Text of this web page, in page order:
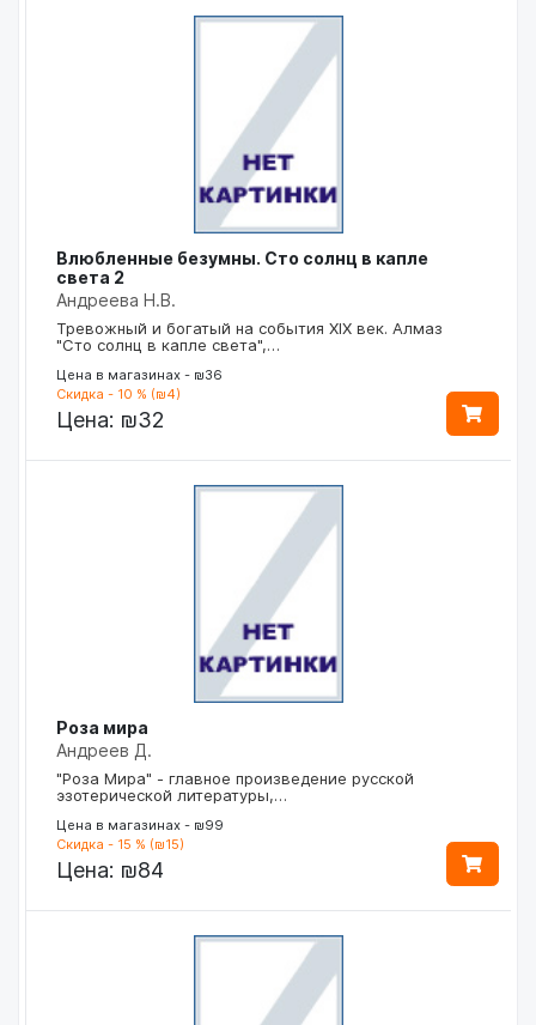
Влюбленные безумны. Сто солнц в капле
света 2
Андреева Н.В.
Тревожный и богатый на события XIX век. Алмаз
"Сто солнц в капле света",…
Цена в магазинах - ₪36
Скидка - 10 % (₪4)
Цена: ₪32
Роза мира
Андреев Д.
"Роза Мира" - главное произведение русской
эзотерической литературы,…
Цена в магазинах - ₪99
Скидка - 15 % (₪15)
Цена: ₪84